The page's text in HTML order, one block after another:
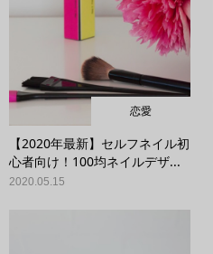
恋愛
【2020年最新】セルフネイル初
心者向け！100均ネイルデザ...
2020.05.15